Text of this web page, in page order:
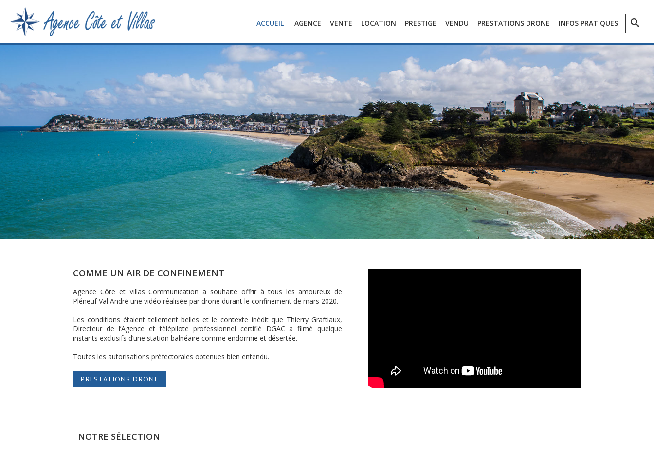
ACCUEIL AGENCE VENTE LOCATION PRESTIGE VENDU PRESTATIONS DRONE INFOS PRATIQUES
COMME UN AIR DE CONFINEMENT
Agence Côte et Villas Communication a souhaité offrir à tous les amoureux de
Pléneuf Val André une vidéo réalisée par drone durant le confinement de mars 2020.
Les conditions étaient tellement belles et le contexte inédit que Thierry Graftiaux,
Directeur de l’Agence et télépilote professionnel certifié DGAC a filmé quelque
instants exclusifs d’une station balnéaire comme endormie et désertée.
Toutes les autorisations préfectorales obtenues bien entendu.
PRESTATIONS DRONE
NOTRE SÉLECTION